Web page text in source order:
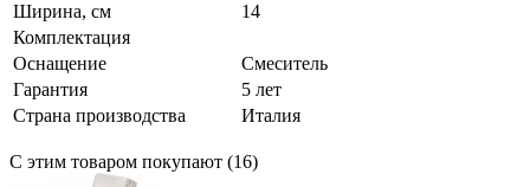
Ширина, см
14
Комплектация
Оснащение
Смеситель
Гарантия
5 лет
Страна производства
Италия
С этим товаром покупают (16)